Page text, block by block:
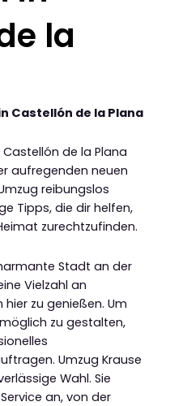
la
Castellón de la Plana
de la Plana
aufregenden neuen
reibungslos
Tipps, die dir helfen,
zurechtzufinden.
Stadt an der
Vielzahl an
zu genießen. Um
zu gestalten,
Umzug Krause
Wahl. Sie
an, von der